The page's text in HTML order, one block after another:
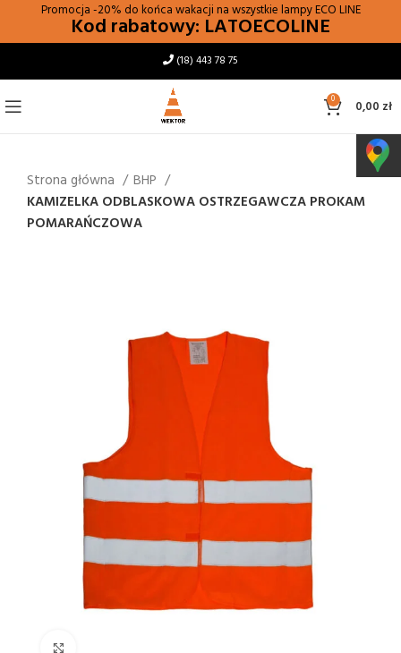
Promocja -20% do końca wakacji na wszystkie lampyECO LINE
Kod rabatowy: LATOECOLINE
(18) 443 78 75
0 0,00 zł
Strona główna
BHP
KAMIZELKA ODBLASKOWA OSTRZEGAWCZA PROKAM
POMARAŃCZOWA